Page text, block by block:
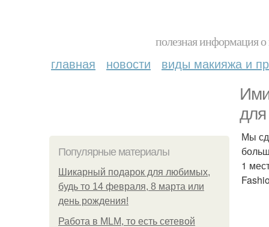
полезная информация
главная новости виды макияжа и
Популярные материалы
Шикарный подарок для любимых,
будь то 14 февраля, 8 марта или
день рождения!
Работа в MLM, то есть сетевой
Мы
1